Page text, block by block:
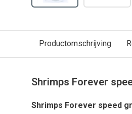
Productomschrijving
Shrimps Forever
Shrimps Forever speed